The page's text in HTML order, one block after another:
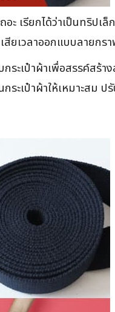
เรียกได้ว่าเป็นทริปเล็ก
ยเวลาออกแบบลายกร
ะเป๋าผ้าเพื่อสรรค์สร้า
ะเป๋าผ้าให้เหมาะสม